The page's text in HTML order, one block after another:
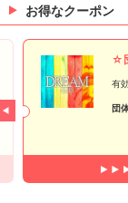
お得なクーポン
☆
有
団